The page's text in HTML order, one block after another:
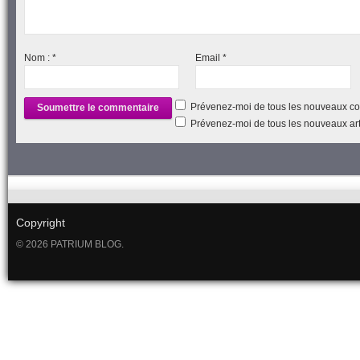
Nom : * Email*
Prévenez-moi de tous les nouveaux
Prévenez-moi de tous les nouveaux
Copyright
© 2026 PATRIUM BLOG.